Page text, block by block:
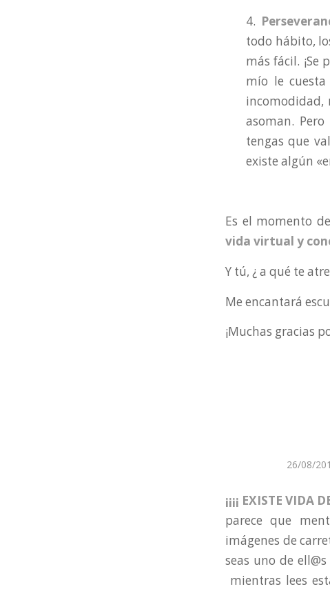
4.
todo hábito,
más fácil. ¡Se
mío le cuesta
incomodidad,
asoman.
tengas que
existe algún
Es el momento
vida virtual y
Y tú, ¿ a qué te
Me encantará
¡Muchas gracias
26/08/
¡¡¡¡ EXISTE VIDA
parece que
imágenes de
seas uno de
mientras lees